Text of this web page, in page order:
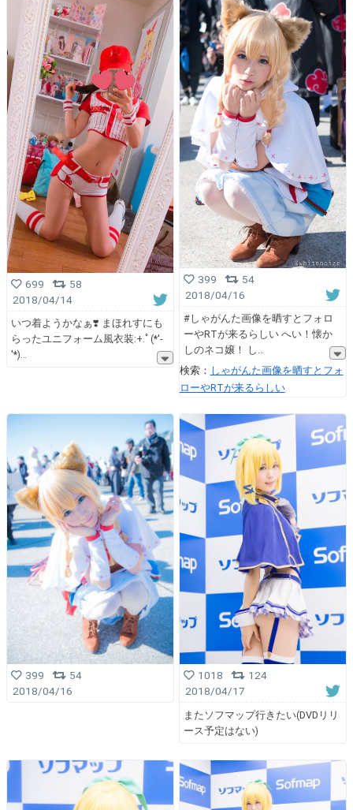
699
58
2018/04/14
いつ着ようかなぁ❣️ まほれすにも
らったユニフォーム風衣装:+.ﾟ(*'-
'*)
399
54
2018/04/16
#しゃがんた画像を晒すとフォロ
ーやRTが来るらしい へい！懐か
しのネコ嬢！ し
検索： しゃがんた画像を晒すとフォ
ローやRTが来るらしい
399
54
2018/04/16
1018
124
2018/04/17
またソフマップ行きたい(DVDリリ
ース予定はない)